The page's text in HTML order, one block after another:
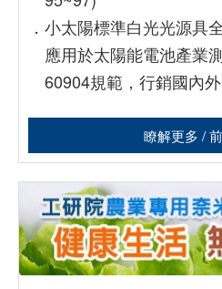
． 小太陽標準白光光源具
應用於太陽能電池產業
60904規範，行銷國內
瞭解更多 /